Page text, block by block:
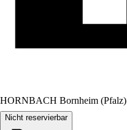
HORNBACH Bornheim (Pfalz)
Nicht reservierbar